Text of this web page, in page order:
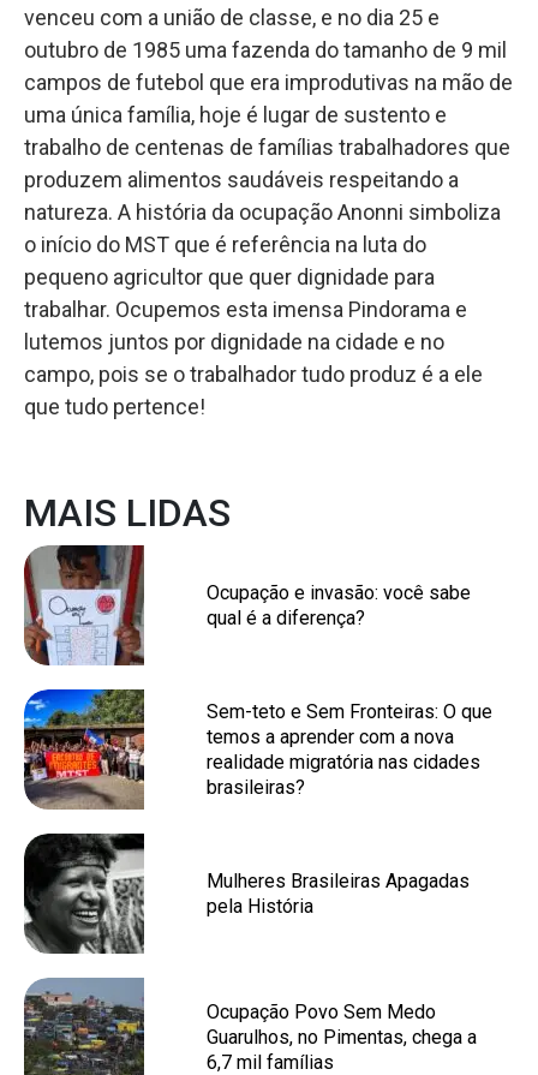
venceu com a união de classe, e no dia 25 e
outubro de 1985 uma fazenda do tamanho de 9 mil
campos de futebol que era improdutivas na mão de
uma única família, hoje é lugar de sustento e
trabalho de centenas de famílias trabalhadores que
produzem alimentos saudáveis respeitando a
natureza. A história da ocupação Anonni simboliza
o início do MST que é referência na luta do
pequeno agricultor que quer dignidade para
trabalhar. Ocupemos esta imensa Pindorama e
lutemos juntos por dignidade na cidade e no
campo, pois se o trabalhador tudo produz é a ele
que tudo pertence!
MAIS LIDAS
Ocupação e invasão: você sabe
qual é a diferença?
Sem-teto e Sem Fronteiras: O que
temos a aprender com a nova
realidade migratória nas cidades
brasileiras?
Mulheres Brasileiras Apagadas
pela História
Ocupação Povo Sem Medo
Guarulhos, no Pimentas, chega a
6,7 mil famílias